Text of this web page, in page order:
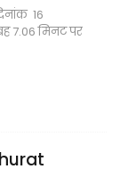
16
7.06 मिनट पर